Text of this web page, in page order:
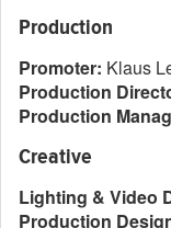
Production
Promoter: Klaus
Production
Production
Creative
Lighting & Video
Production